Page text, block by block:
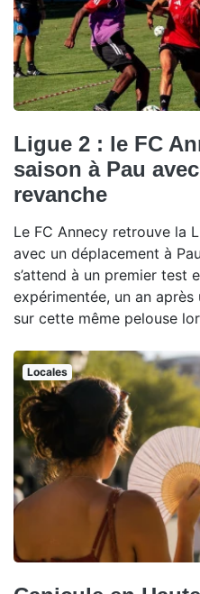
Ligue 2 : le FC
saison à Pau
revanche
Le FC Annecy retrouve la
avec un déplacement à
s’attend à un premier test
expérimentée, un an
sur cette même pelouse
Locales